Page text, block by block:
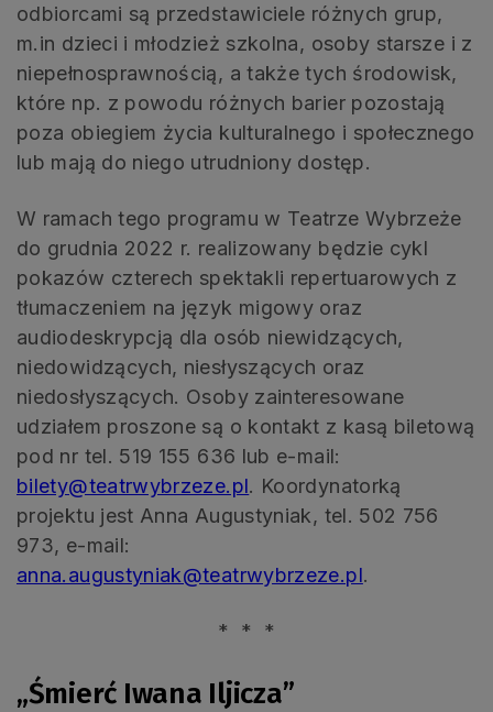
odbiorcami są przedstawiciele różnych grup,
m.in dzieci i młodzież szkolna, osoby starsze i z
niepełnosprawnością, a także tych środowisk,
które np. z powodu różnych barier pozostają
poza obiegiem życia kulturalnego i społecznego
lub mają do niego utrudniony dostęp.
W ramach tego programu w Teatrze Wybrzeże
do grudnia 2022 r. realizowany będzie cykl
pokazów czterech spektakli repertuarowych z
tłumaczeniem na język migowy oraz
audiodeskrypcją dla osób niewidzących,
niedowidzących, niesłyszących oraz
niedosłyszących. Osoby zainteresowane
udziałem proszone są o kontakt z kasą biletową
pod nr tel. 519 155 636 lub e-mail:
bilety@teatrwybrzeze.pl. Koordynatorką
projektu jest Anna Augustyniak, tel. 502 756
973, e-mail:
anna.augustyniak@teatrwybrzeze.pl.
* * *
„Śmierć Iwana Iljicza”